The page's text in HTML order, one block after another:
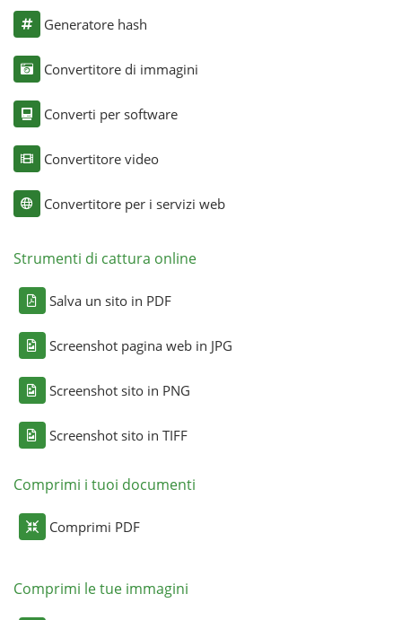
Generatore hash
Convertitore di immagini
Converti per software
Convertitore video
Convertitore per i servizi web
Strumenti di cattura online
Salva un sito in PDF
Screenshot pagina web in JPG
Screenshot sito in PNG
Screenshot sito in TIFF
Comprimi i tuoi documenti
Comprimi PDF
Comprimi le tue immagini